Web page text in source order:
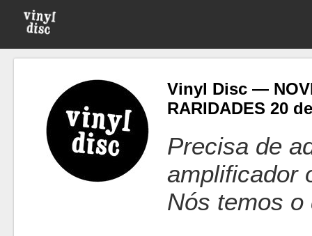
Vinyl Disc —
RARIDADES 20
Precisa de
amplificador
Nós temos o